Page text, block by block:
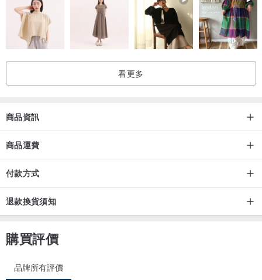
看更多
商品資訊
商品運費
付款方式
退款換貨須知
購買評價
品牌所有評價